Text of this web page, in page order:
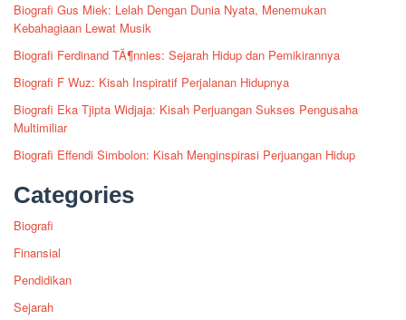
Biografi Gus Miek: Lelah Dengan Dunia Nyata, Menemukan
Kebahagiaan Lewat Musik
Biografi Ferdinand TÃ¶nnies: Sejarah Hidup dan Pemikirannya
Biografi F Wuz: Kisah Inspiratif Perjalanan Hidupnya
Biografi Eka Tjipta Widjaja: Kisah Perjuangan Sukses Pengusaha
Multimiliar
Biografi Effendi Simbolon: Kisah Menginspirasi Perjuangan Hidup
Categories
Biografi
Finansial
Pendidikan
Sejarah